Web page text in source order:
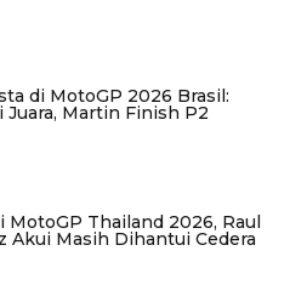
di MotoGP 2026 Brasil:
Juara, Martin Finish P2
MotoGP Thailand 2026, Raul
Akui Masih Dihantui Cedera